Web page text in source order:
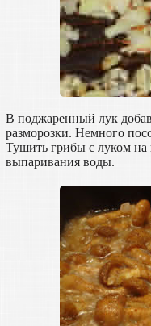
В поджаренный лук
разморозки. Немного
Тушить грибы с луком
выпаривания воды.